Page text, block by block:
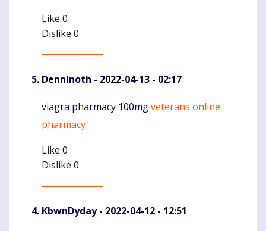
Like 0
Dislike 0
DennInoth - 2022-04-13 - 02:17
Komentaras
viagra pharmacy 100mgveterans online
pharmacy
Like 0
Dislike 0
KbwnDyday- 2022-04-12 - 12:51